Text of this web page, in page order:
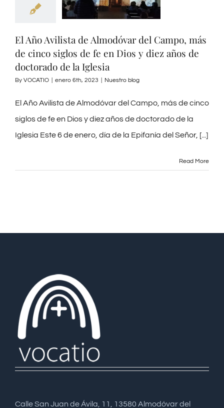
El Año Avilista de Almodóvar del Campo, más
de cinco siglos de fe en Dios y diez años de
doctorado de la Iglesia
By VOCATIO enero 6th, 2023 Nuestro blog
El Año Avilista de Almodóvar del Campo, más de cinco
siglos de fe en Dios y diez años de doctorado de la
Iglesia Este 6 de enero, día de la Epifanía del Señor, [...]
Read More
Calle San Juan de Ávila, 11, 13580 Almodóvar del